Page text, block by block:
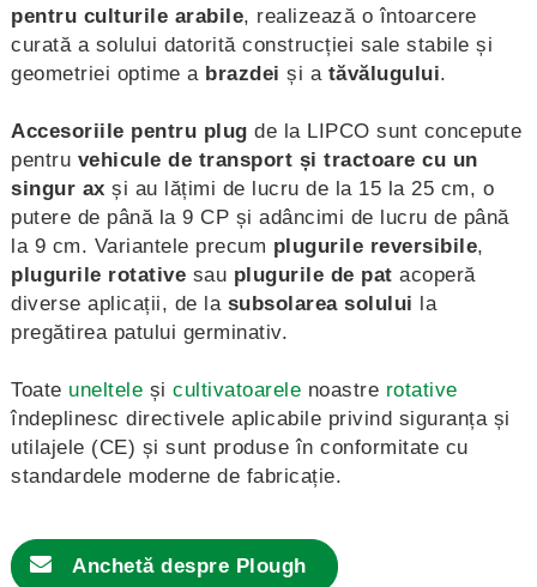
pentru culturile arabile, realizează o întoarcere
curată a solului datorită construcției sale stabile și
geometriei optime a brazdei și a tăvălugului.
Accesoriile pentru plug de la LIPCO sunt concepute
pentru vehicule de transport și tractoare cu un
singur ax și au lățimi de lucru de la 15 la 25 cm, o
putere de până la 9 CP și adâncimi de lucru de până
la 9 cm. Variantele precum plugurile reversibile,
plugurile rotative sau plugurile de pat acoperă
diverse aplicații, de la subsolarea solului la
pregătirea patului germinativ.
Toate uneltele și cultivatoarele noastre rotative
îndeplinesc directivele aplicabile privind siguranța și
utilajele (CE) și sunt produse în conformitate cu
standardele moderne de fabricație.
Anchetă despre Plough